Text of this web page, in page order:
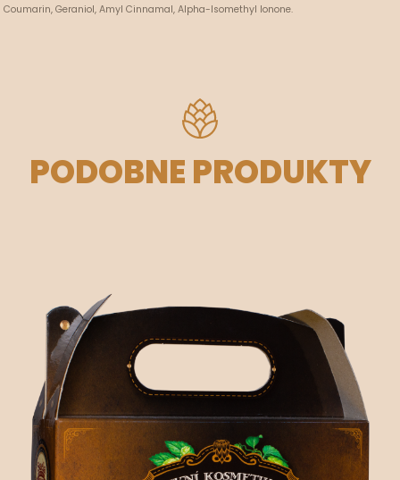
Coumarin, Geraniol, Amyl Cinnamal, Alpha-Isomethyl Ionone.
PODOBNE PRODUKTY